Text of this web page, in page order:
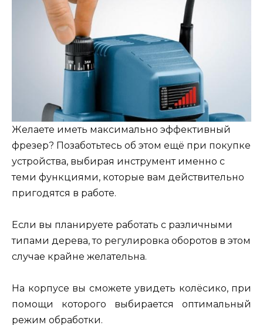
Желаете иметь максимально эффективный
фрезер? Позаботьтесь об этом ещё при покупке
устройства, выбирая инструмент именно с
теми функциями, которые вам действительно
пригодятся в работе.
Если вы планируете работать с различными
типами дерева, то регулировка оборотов в этом
случае крайне желательна.
На корпусе вы сможете увидеть колёсико, при
помощи которого выбирается оптимальный
режим обработки.